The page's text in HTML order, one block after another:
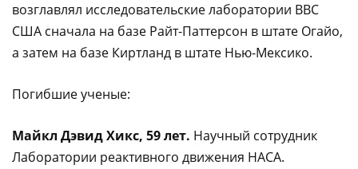
возглавлял исследовательские лаборатории ВВС
США сначала на базе Райт-Паттерсон в штате Огайо,
а затем на базе Киртланд в штате Нью-Мексико.
Погибшие ученые:
Майкл Дэвид Хикс, 59 лет. Научный сотрудник
Лаборатории реактивного движения НАСА.